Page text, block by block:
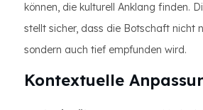
können, die kulturell Anklang finden.
stellt sicher, dass die Botschaft nicht
sondern auch tief empfunden wird.
Kontextuelle